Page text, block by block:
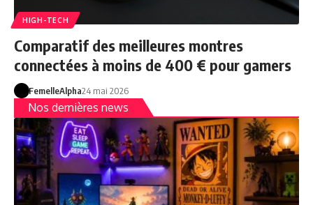
HIGH-TECH
Comparatif des meilleures montres
connectées à moins de 400 € pour gamers
FemelleAlpha24 mai 2026
Nos dernières news